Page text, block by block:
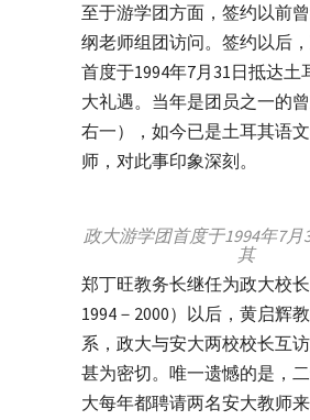
至于游学团方面，签约以前
纲老师组团访问。签约以后
首度于1994年7月31日抵达土
大礼遇。当年是团员之一的
右一），如今已是土耳其语
师，对此事印象深刻。
政大游学团首度于1994年7月
其
郑丁旺教务长继任为政大校长
1994－2000） 以后，黄启辉
系，政大与安大两校校长互
甚为密切。唯一遗憾的是，
大每年都聘请两名安大教师